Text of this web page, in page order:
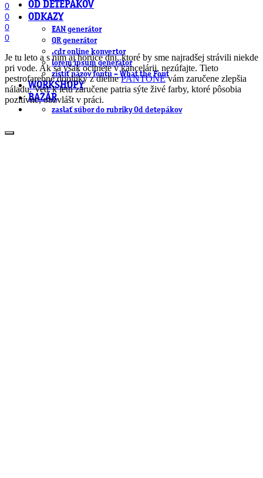
OD DETEPÁKOV
ODKAZY
EAN generátor
QR generátor
.cdr online konvertor
lorem ipsum generátor
zistiť názov fontu – What the Font
WORKSHOPY
BAZÁR
zaslať súbor do rubriky Od detepákov
0
0
0
0
Je tu leto a s ním aj horúce dni, ktoré by sme najradšej strávili niekde
pri vode. Ak sa však ocitnete v kancelárii, nezúfajte. Tieto
pestrofarebné doplnky z dielnePANTONEvám zaručene zlepšia
náladu. Veď k letu zaručene patria sýte živé farby, ktoré pôsobia
pozitívne, obzvlášt v práci.